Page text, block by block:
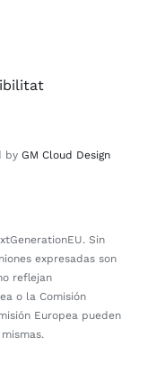
by GM Cloud Design
Sin
expresadas son
reflejan
o la Comisión
Europea pueden